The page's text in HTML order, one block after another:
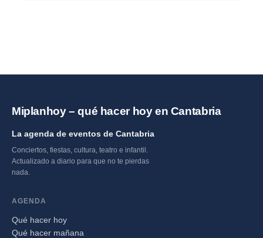
Miplanhoy – qué hacer hoy en Cantabria
La agenda de eventos de Cantabria
Conciertos, fiestas, cultura, teatro e infantil.
Actualizado a diario para que no te pierdas
nada.
AGENDA
Qué hacer hoy
Qué hacer mañana